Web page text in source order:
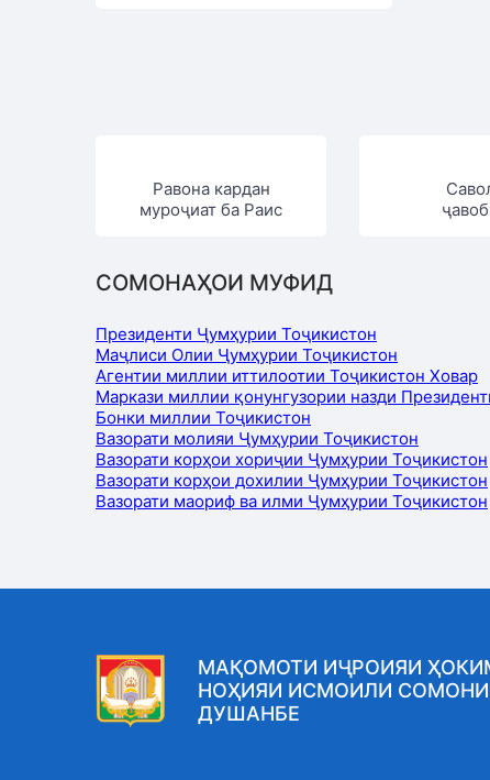
Равона кардан
муроҷиат ба Раис
СОМОНАҲОИ МУФИД
Президенти Ҷумҳурии Тоҷикистон
Маҷлиси Олии Ҷумҳурии Тоҷикистон
Агентии миллии иттилоотии Тоҷикистон Ховар
Маркази миллии қонунгузории назди
Бонки миллии Тоҷикистон
Вазорати молияи Ҷумҳурии Тоҷикистон
Вазорати корҳои хориҷии Ҷумҳурии Тоҷикистон
Вазорати корҳои дохилии Ҷумҳурии Тоҷикистон
Вазорати маориф ва илми Ҷумҳурии Тоҷикистон
МАҚОМОТИ ИҶРОИЯИ
НОҲИЯИ ИСМОИЛИ
ДУШАНБЕ